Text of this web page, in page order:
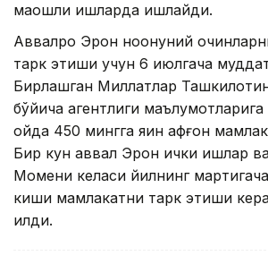
маошли ишларда ишлайди.
Аввалроқ Эрон ноқонуний
тарк этиши учун 6 июлгача
Бирлашган Миллатлар
бўйича агентлиги маълумотларига
ойда 450 мингга яқин афғон
Бир кун аввал Эрон ички ишлар
Момени келаси йилнинг
киши мамлакатни тарк этиши
қилди.